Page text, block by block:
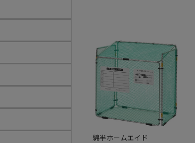
綿半ホームエイド